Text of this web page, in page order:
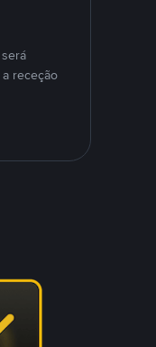
receção